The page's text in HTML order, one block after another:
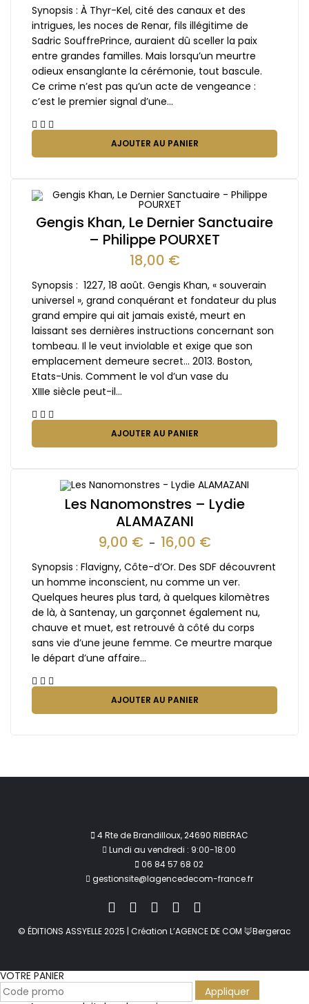
Synopsis : À Thyr-Kel, cité des canaux et des
intrigues, les noces de Renar, fils illégitime de
Sadric SouffrePrince, auraient dû sceller la paix
entre grandes familles. Mais lorsqu’un meurtre
odieux ensanglante la cérémonie, tout bascule.
Ce crime n’est pas qu’un acte de vengeance :
c’est le premier signal d’une…
AJOUTER AU PANIER
Gengis Khan, Le Dernier Sanctuaire
– Philippe POURXET
18,00 €
Synopsis : 1227, 18 août. Gengis Khan, « souverain
universel », grand conquérant et fondateur du plus
grand empire qui ait jamais existé, meurt en
laissant ses dernières instructions concernant son
tombeau. Il le veut inviolable et exige que son
emplacement demeure secret… 2013. Boston,
Etats-Unis. Comment le vol d’un vase du
XIIIe siècle peut-il…
AJOUTER AU PANIER
Les Nanomonstres – Lydie
ALAMAZANI
9,00 € – 16,00 €
Synopsis : Flavigny, Côte-d’Or. Des SDF découvrent
un homme inconscient, nu comme un ver.
Quelques heures plus tard, à quelques kilomètres
de là, à Santenay, un garçonnet également nu,
chauve et muet, est retrouvé à côté du corps
sans vie d’une jeune femme. Ce meurtre marque
le départ d’une affaire…
AJOUTER AU PANIER
4 Rte de Brandilloux, 24690 RIBERAC
Lundi au vendredi : 9:00-18:00
06 84 57 68 02
gestionsite@lagencedecom-france.fr
© ÉDITIONS ASSYELLE 2025 | Création L’AGENCE DE COM 🦊Bergerac
VOTRE PANIER
Appliquer